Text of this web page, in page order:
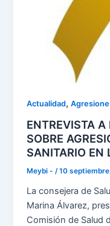
Actualidad,
ENTREVISTA
SOBRE
SANITARIO EN
Meybi -/10
La consejera de
Marina Álvarez,
Comisión de Salud